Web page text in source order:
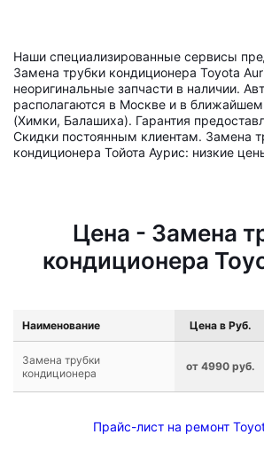
Наши специализированные сервисы
Замена трубки кондиционера Toyota
неоригинальные запчасти в наличии.
располагаются в Москве и в
(Химки, Балашиха). Гарантия
Скидки постоянным клиентам. Замена
кондиционера Тойота Аурис: низкие
Цена - Замена
кондиционера
Наименование Цена в Руб.
Замена трубки
кондиционера
от 4990 руб.
Прайс-лист на ремонт